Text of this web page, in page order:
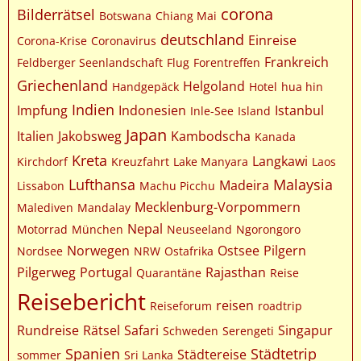
Bilderrätsel Botswana Chiang Mai corona
Corona-Krise Coronavirus deutschland Einreise
Feldberger Seenlandschaft Flug Forentreffen Frankreich
Griechenland Handgepäck Helgoland Hotel hua hin
Impfung Indien Indonesien Inle-See Island Istanbul
Italien Jakobsweg Japan Kambodscha Kanada
Kirchdorf Kreta Kreuzfahrt Lake Manyara Langkawi Laos
Lissabon Lufthansa Machu Picchu Madeira Malaysia
Malediven Mandalay Mecklenburg-Vorpommern
Motorrad München Nepal Neuseeland Ngorongoro
Nordsee Norwegen NRW Ostafrika Ostsee Pilgern
Pilgerweg Portugal Quarantäne Rajasthan Reise
Reisebericht Reiseforum reisen roadtrip
Rundreise Rätsel Safari Schweden Serengeti Singapur
sommer Spanien Sri Lanka Städtereise Städtetrip